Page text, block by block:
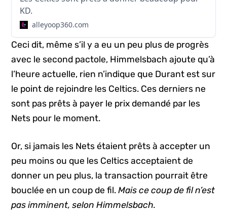
KD.
alleyoop360.com
Ceci dit, même s’il y a eu un peu plus de progrès
avec le second pactole, Himmelsbach ajoute qu’à
l’heure actuelle, rien n’indique que Durant est sur
le point de rejoindre les Celtics. Ces derniers ne
sont pas prêts à payer le prix demandé par les
Nets pour le moment.
Or, si jamais les Nets étaient prêts à accepter un
peu moins ou que les Celtics acceptaient de
donner un peu plus, la transaction pourrait être
bouclée en un coup de fil.Mais ce coup de fil n’est
pas imminent, selon Himmelsbach.